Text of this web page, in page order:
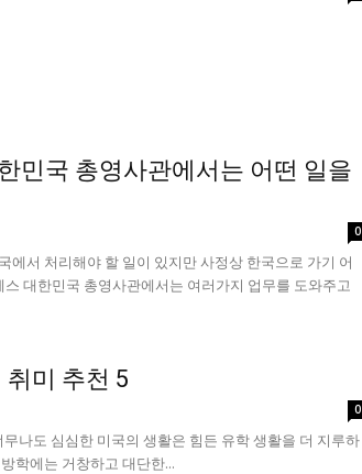
민국 총영사관에서는 어떤 일을
0
에서 처리해야 할 일이 있지만 사정상 한국으로 가기 어
대한민국 총영사관에서는 여러가지 업무를 도와주고
취미 추천 5
0
나도 심심한 미국의 생활은 힘든 유학 생활을 더 지루하
학에는 거창하고 대단한...